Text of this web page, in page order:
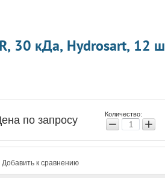
30 кДа, Hydrosart, 12
по запросу Количество:
− +
Добавить к сравнению